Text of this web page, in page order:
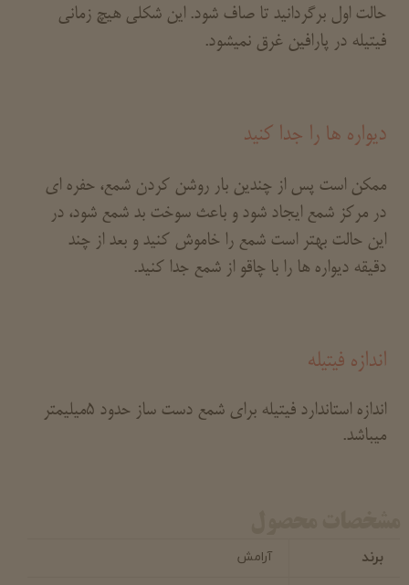
حالت اول برگردانید تا صاف شود. این شکلی هیچ زمانی
فیتیله در پارافین غرق نمیشود.
دیواره ها را جدا کنید
ممکن است پس از چندین بار روشن کردن شمع، حفره ای
در مرکز شمع ایجاد شود و باعث سوخت بد شمع شود، در
این حالت بهتر است شمع را خاموش کنید و بعد از چند
دقیقه دیواره ها را با چاقو از شمع جدا کنید.
اندازه فیتیله
اندازه استاندارد فیتیله برای شمع دست ساز حدود 5میلیمتر
میباشد.
برند آرامش